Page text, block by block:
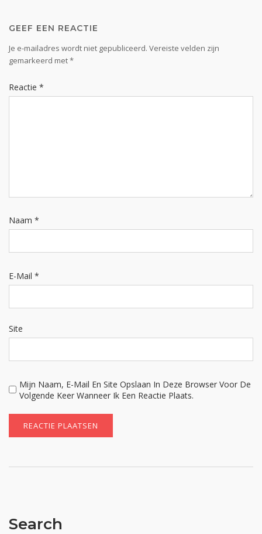
GEEF EEN REACTIE
Je e-mailadres wordt niet gepubliceerd. Vereiste velden zijn
gemarkeerd met*
Reactie *
Naam *
E-Mail *
Site
Mijn Naam, E-Mail En Site Opslaan In Deze Browser Voor De
Volgende Keer Wanneer Ik Een Reactie Plaats.
Search